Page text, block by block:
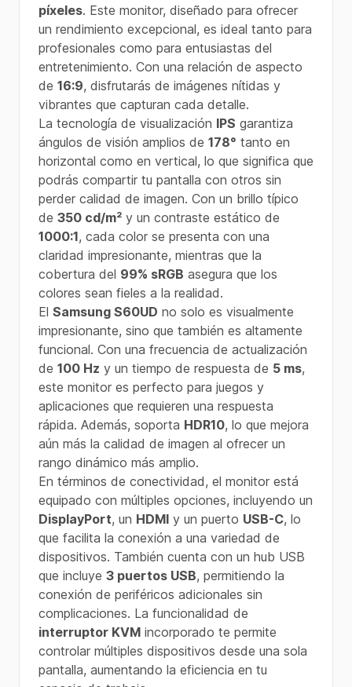
píxeles. Este monitor, diseñado para ofrecer
un rendimiento excepcional, es ideal tanto para
profesionales como para entusiastas del
entretenimiento. Con una relación de aspecto
de 16:9, disfrutarás de imágenes nítidas y
vibrantes que capturan cada detalle.
La tecnología de visualización IPS garantiza
ángulos de visión amplios de 178° tanto en
horizontal como en vertical, lo que significa que
podrás compartir tu pantalla con otros sin
perder calidad de imagen. Con un brillo típico
de 350 cd/m² y un contraste estático de
1000:1, cada color se presenta con una
claridad impresionante, mientras que la
cobertura del 99% sRGB asegura que los
colores sean fieles a la realidad.
El Samsung S60UD no solo es visualmente
impresionante, sino que también es altamente
funcional. Con una frecuencia de actualización
de 100 Hz y un tiempo de respuesta de 5 ms,
este monitor es perfecto para juegos y
aplicaciones que requieren una respuesta
rápida. Además, soporta HDR10, lo que mejora
aún más la calidad de imagen al ofrecer un
rango dinámico más amplio.
En términos de conectividad, el monitor está
equipado con múltiples opciones, incluyendo un
DisplayPort, un HDMI y un puerto USB-C, lo
que facilita la conexión a una variedad de
dispositivos. También cuenta con un hub USB
que incluye 3 puertos USB, permitiendo la
conexión de periféricos adicionales sin
complicaciones. La funcionalidad de
interruptor KVM incorporado te permite
controlar múltiples dispositivos desde una sola
pantalla, aumentando la eficiencia en tu